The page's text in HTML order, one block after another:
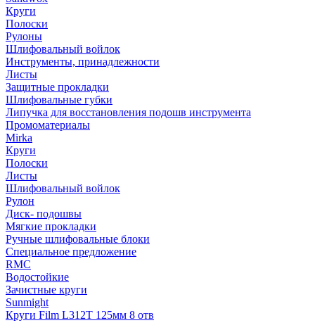
Круги
Полоски
Рулоны
Шлифовальный войлок
Инструменты, принадлежности
Листы
Защитные прокладки
Шлифовальные губки
Липучка для восстановления подошв инструмента
Промоматериалы
Mirka
Круги
Полоски
Листы
Шлифовальный войлок
Рулон
Диск- подошвы
Мягкие прокладки
Ручные шлифовальные блоки
Специальное предложение
RMC
Водостойкие
Зачистные круги
Sunmight
Круги Film L312T 125мм 8 отв